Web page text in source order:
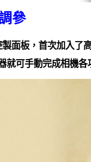
參
面板，首次加入了
就可手動完成相機